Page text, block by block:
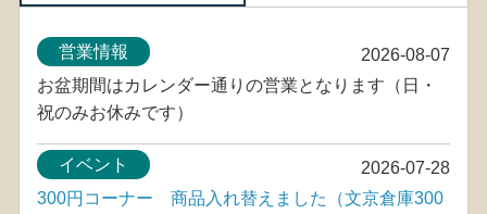
2026-08-07
営業情報
お盆期間はカレンダー通りの営業となります（日・
祝のみお休みです）
2026-07-28
イベント
300円コーナー 商品入れ替えました（文京倉庫300